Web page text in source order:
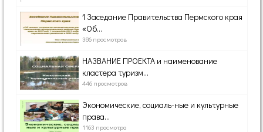
1 Заседание Правительства Пермского края
«Об...
386 просмотров
НАЗВАНИЕ ПРОЕКТА и наименование
кластера туризм...
446 просмотров
Экономические, социаль-ные и культурные
права...
1163 просмотра